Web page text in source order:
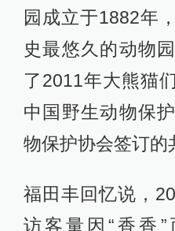
园成立于1882年
史最悠久的动物
了2011年大熊猫
中国野生动物保
物保护协会签订的
福田丰回忆说，
访客量因“香香